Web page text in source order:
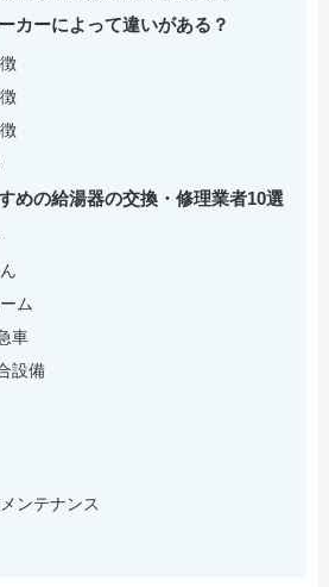
カーによって違いがある？
めの給湯器の交換・修理業者10選
ム
車
設備
ンテナンス